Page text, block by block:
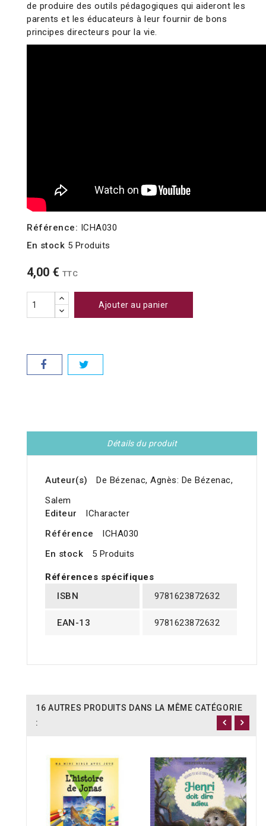
de produire des outils pédagogiques qui aideront les
parents et les éducateurs à leur fournir de bons
principes directeurs pour la vie.
Référence: ICHA030
En stock 5 Produits
4,00 € TTC
Ajouter au panier
Détails du produit
Auteur(s)
De Bézenac, Agnès: De Bézenac,
Salem
Editeur
ICharacter
Référence
ICHA030
En stock
5 Produits
Références spécifiques
ISBN
9781623872632
EAN-13 9781623872632
16 AUTRES PRODUITS DANS LA MÊME CATÉGORIE
: